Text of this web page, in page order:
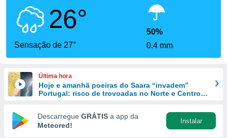
fornecidas
a este
das
e
forma
digital
26°
Sensação de 27°
50%
0.4 mm
Última hora
Hoje e amanhã poeiras do Saara “invadem”
Portugal: risco de trovoadas no Norte e Centro
Descarregue GRÁTIS a app da
Meteored!
Instalar